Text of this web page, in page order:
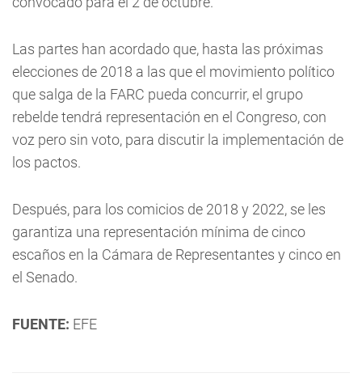
Las partes han acordado que, hasta las próximas
elecciones de 2018 a las que el movimiento político
que salga de la FARC pueda concurrir, el grupo
rebelde tendrá representación en el Congreso, con
voz pero sin voto, para discutir la implementación de
los pactos.
Después, para los comicios de 2018 y 2022, se les
garantiza una representación mínima de cinco
escaños en la Cámara de Representantes y cinco en
el Senado.
FUENTE: EFE